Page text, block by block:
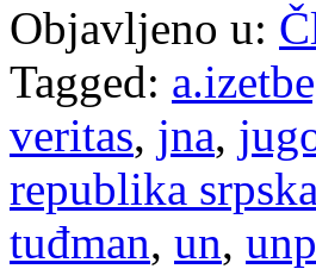
Objavljeno u:
Tagged:
veritas, jna,
republika srpska
tuđman, un,